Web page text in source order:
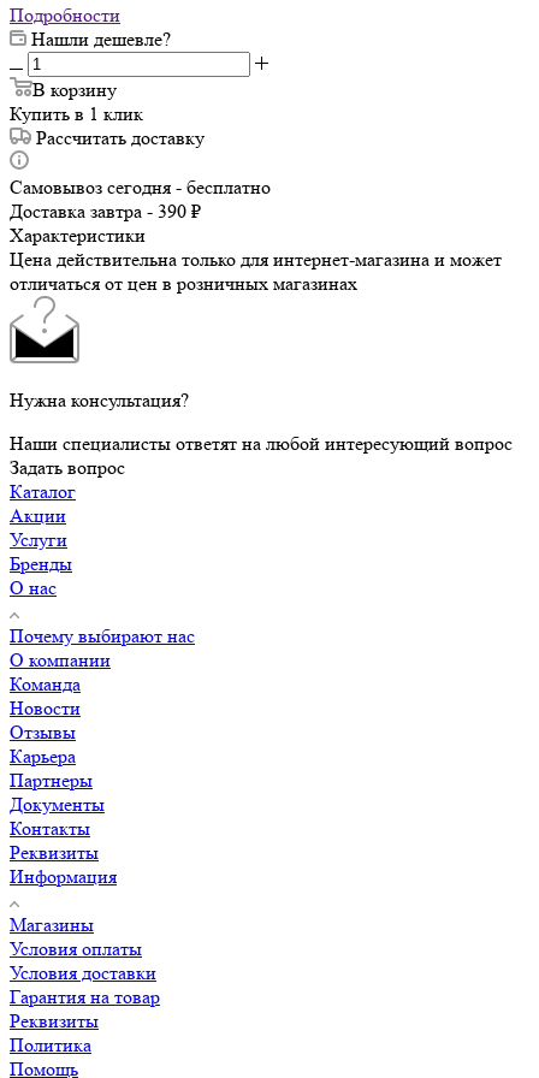
Подробности
Нашли дешевле?
В корзину
Купить в 1 клик
Рассчитать доставку
Самовывоз сегодня - бесплатно
Доставка завтра - 390 ₽
Характеристики
Цена действительна только для интернет-магазина и может
отличаться от цен в розничных магазинах
Нужна консультация?
Наши специалисты ответят на любой интересующий вопрос
Задать вопрос
Каталог
Акции
Услуги
Бренды
О нас
Почему выбирают нас
О компании
Команда
Новости
Отзывы
Карьера
Партнеры
Документы
Контакты
Реквизиты
Информация
Магазины
Условия оплаты
Условия доставки
Гарантия на товар
Реквизиты
Политика
Помощь